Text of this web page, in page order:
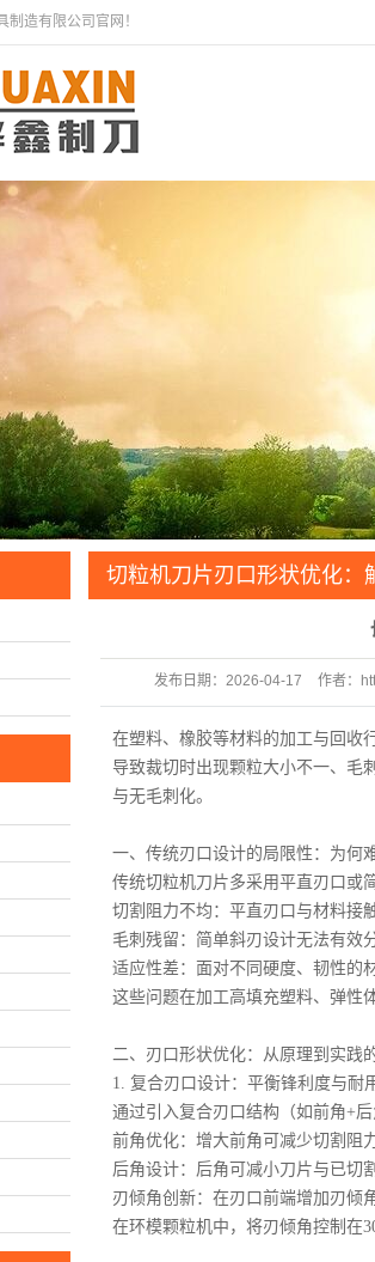
造有限公司官网！
切粒机刀片刃口形状优化：
发布日期： 2026-04-17 作者：
在塑料、橡胶等材料的加工与回收
导致裁切时出现颗粒大小不一、毛
与无毛刺化。
一、传统刃口设计的局限性：为何
传统切粒机刀片多采用平直刃口或
切割阻力不均：平直刃口与材料接
毛刺残留：简单斜刃设计无法有效
适应性差：面对不同硬度、韧性的
这些问题在加工高填充塑料、弹性
二、刃口形状优化：从原理到实践
1. 复合刃口设计：平衡锋利度与耐
通过引入复合刃口结构（如前角+
前角优化：增大前角可减少切割阻
后角设计：后角可减小刀片与已切
刃倾角创新：在刃口前端增加刃倾
在环模颗粒机中，将刃倾角控制在